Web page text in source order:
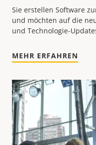
Sie erstellen Software
und möchten auf die
und Technologie-
MEHR ERFAHREN